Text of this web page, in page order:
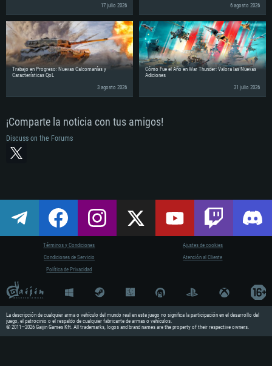
17 julio 2026
6 agosto 2026
Trabajo en Progreso: Nuevas Calcomanías y
Características QoL
3 agosto 2026
Cómo Fue el Año en War Thunder: Valora las Nuevas
Adiciones
31 julio 2026
¡Comparte la noticia con tus amigos!
Discuss on the Forums
Términos y Condiciones
Condiciones de Servicio
Política de Privacidad
Ajustes de cookies
Atención al Cliente
La descripción de cualquier arma o vehículo del mundo real en este juego no significa la participación en el desarrollo del
juego, el patrocinio o el respaldo de cualquier fabricante de armas o vehículos.
© 2011—2026 Gaijin Games Kft. All trademarks, logos and brand names are the property of their respective owners.